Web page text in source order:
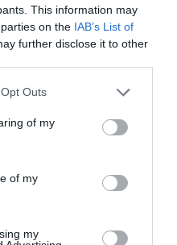
This information may
on the IAB’s List of
further disclose it to other
uses one or more Google
You may click to
and its third-party tags to
purposes in below Google
Outs
of my
of my
my
feltámadásáról
bővebben.
Zöld Pecsét / Facebook)